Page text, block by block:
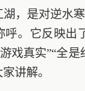
是对逆水寒
呼。它反映出
戏真实”“全
讲解。